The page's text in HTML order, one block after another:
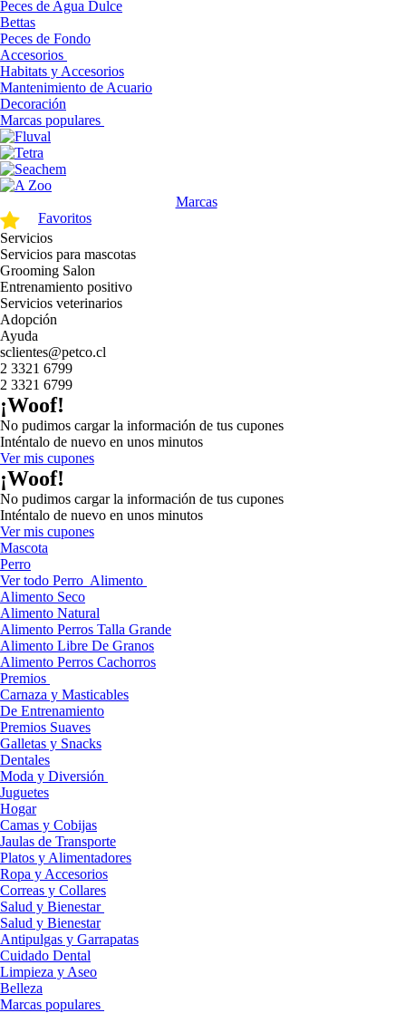
Peces de Agua Dulce
Bettas
Peces de Fondo
Accesorios
Habitats y Accesorios
Mantenimiento de Acuario
Decoración
Marcas populares
Marcas
Favoritos
Servicios
Servicios para mascotas
Grooming Salon
Entrenamiento positivo
Servicios veterinarios
Adopción
Ayuda
sclientes@petco.cl
2 3321 6799
2 3321 6799
¡Woof!
No pudimos cargar la información de tus cupones
Inténtalo de nuevo en unos minutos
Ver mis cupones
¡Woof!
No pudimos cargar la información de tus cupones
Inténtalo de nuevo en unos minutos
Ver mis cupones
Mascota
Perro
Ver todo Perro Alimento
Alimento Seco
Alimento Natural
Alimento Perros Talla Grande
Alimento Libre De Granos
Alimento Perros Cachorros
Premios
Carnaza y Masticables
De Entrenamiento
Premios Suaves
Galletas y Snacks
Dentales
Moda y Diversión
Juguetes
Hogar
Camas y Cobijas
Jaulas de Transporte
Platos y Alimentadores
Ropa y Accesorios
Correas y Collares
Salud y Bienestar
Salud y Bienestar
Antipulgas y Garrapatas
Cuidado Dental
Limpieza y Aseo
Belleza
Marcas populares